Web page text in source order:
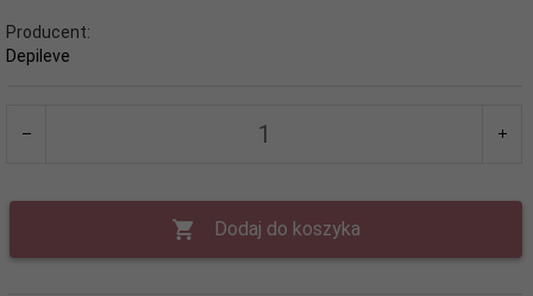
Producent:
Depileve
Dodaj do koszyka